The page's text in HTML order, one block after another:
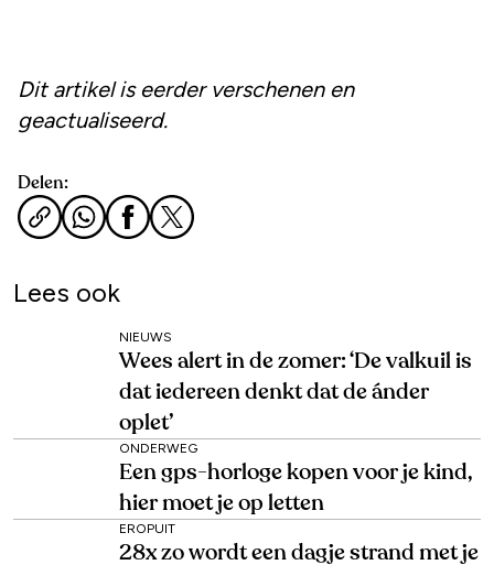
Dit artikel is eerder verschenen en
geactualiseerd.
Delen:
Lees ook
NIEUWS
Wees alert in de zomer: ‘De valkuil is
dat iedereen denkt dat de ánder
oplet’
ONDERWEG
Een gps-horloge kopen voor je kind,
hier moet je op letten
EROPUIT
28x zo wordt een dagje strand met je